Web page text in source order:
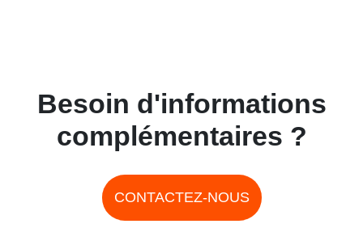
Besoin d'informations
complémentaires ?
CONTACTEZ-NOUS